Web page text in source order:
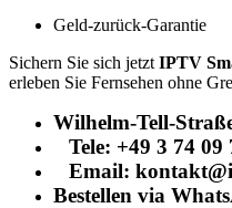
Geld-zurück-Garantie
Sichern Sie sich jetzt IPTV
erleben Sie Fernsehen ohne
Wilhelm-Tell-
Tele: +49 3 74 09
Email:
Bestellen via